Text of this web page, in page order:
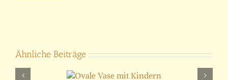
Ähnliche Beiträge